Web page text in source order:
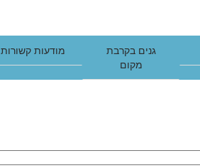
גנים בקרבת
מקום
מודעות קשורות